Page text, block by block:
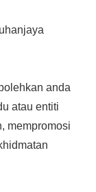
anda
atau entiti
mempromosi